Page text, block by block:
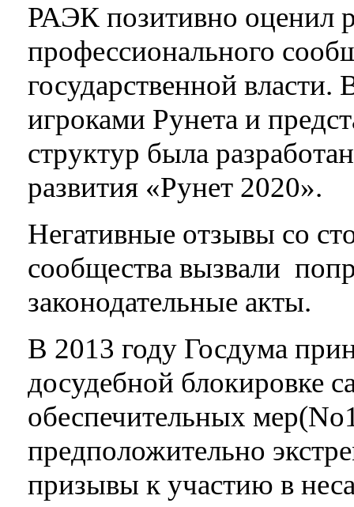
РАЭК позитивно оценил
профессионального
государственной власти.
игроками Рунета и
структур была
развития «Рунет 2020».
Негативные отзывы со
сообщества вызвали
законодательные акты.
В 2013 году Госдума
досудебной блокировке
обеспечительных
предположительно
призывы к участию в